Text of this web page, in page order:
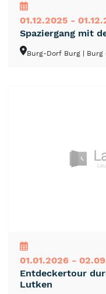
01.12.2025 -
Spaziergang mit
Burg-Dorf Burg |
01.01.2026 -
Entdeckertour
Lutken